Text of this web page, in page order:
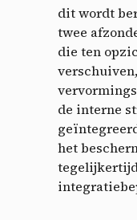
dit wordt
twee
die ten
de interne
het